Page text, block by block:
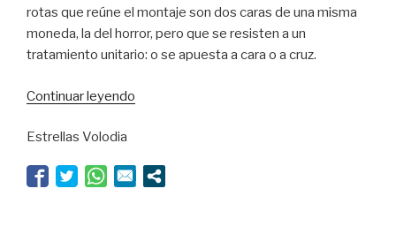
rotas que reúne el montaje son dos caras de una misma
moneda, la del horror, pero que se resisten a un
tratamiento unitario: o se apuesta a cara o a cruz.
Continuar leyendo
Estrellas Volodia